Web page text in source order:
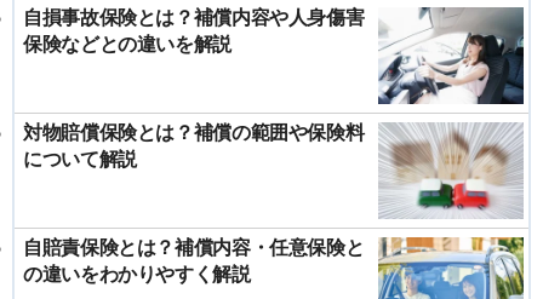
自損事故保険とは？補償内容や人身傷害
保険などとの違いを解説
対物賠償保険とは？補償の範囲や保険料
について解説
自賠責保険とは？補償内容・任意保険と
の違いをわかりやすく解説